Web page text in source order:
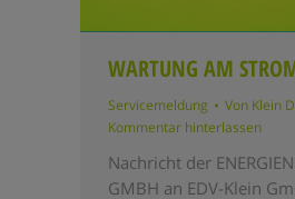
WARTUNG AM
Servicemeldung Von Klein
Kommentar hinterlassen
Nachricht der
GMBH an EDV-Klein